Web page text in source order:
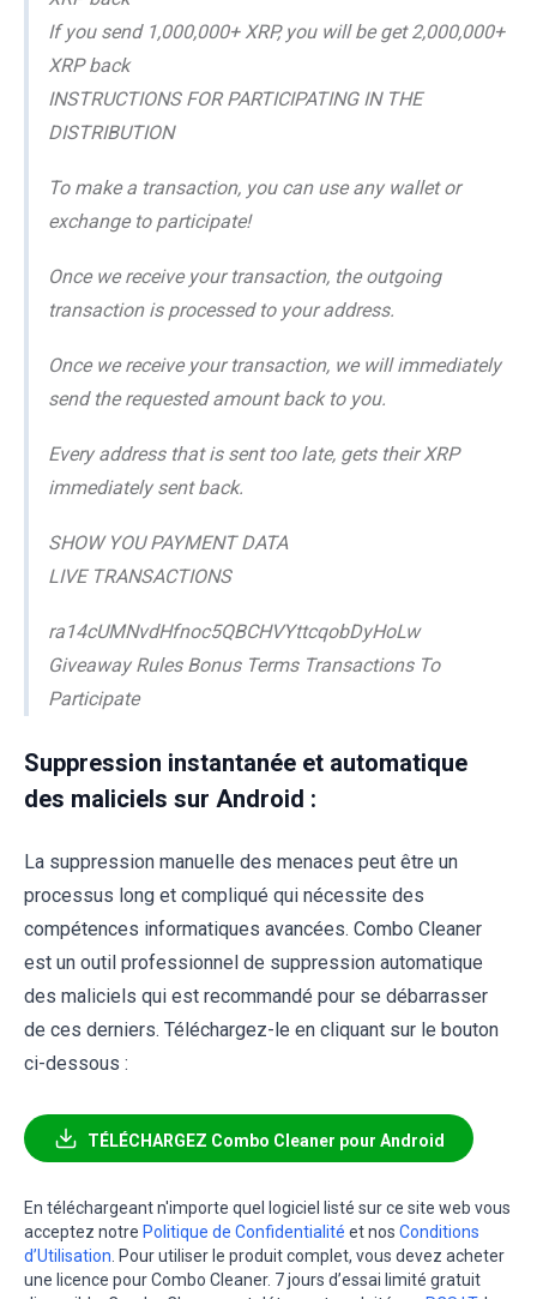
If you send 1,000,000+ XRP, you will be get 2,000,000+
XRP back
INSTRUCTIONS FOR PARTICIPATING IN THE
DISTRIBUTION
To make a transaction, you can use any wallet or
exchange to participate!
Once we receive your transaction, the outgoing
transaction is processed to your address.
Once we receive your transaction, we will immediately
send the requested amount back to you.
Every address that is sent too late, gets their XRP
immediately sent back.
SHOW YOU PAYMENT DATA
LIVE TRANSACTIONS
ra14cUMNvdHfnoc5QBCHVYttcqobDyHoLw
Giveaway Rules Bonus Terms Transactions To
Participate
Suppression instantanée et automatique
des maliciels sur Android :
La suppression manuelle des menaces peut être un
processus long et compliqué qui nécessite des
compétences informatiques avancées. Combo Cleaner
est un outil professionnel de suppression automatique
des maliciels qui est recommandé pour se débarrasser
de ces derniers. Téléchargez-le en cliquant sur le bouton
ci-dessous :
TÉLÉCHARGEZ Combo Cleaner pour Android
En téléchargeant n'importe quel logiciel listé sur ce site web vous
acceptez notre Politique de Confidentialité et nos Conditions
d’Utilisation . Pour utiliser le produit complet, vous devez acheter
une licence pour Combo Cleaner. 7 jours d’essai limité gratuit